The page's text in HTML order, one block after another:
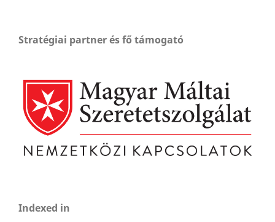
Stratégiai partner és fő támogató
Indexed in